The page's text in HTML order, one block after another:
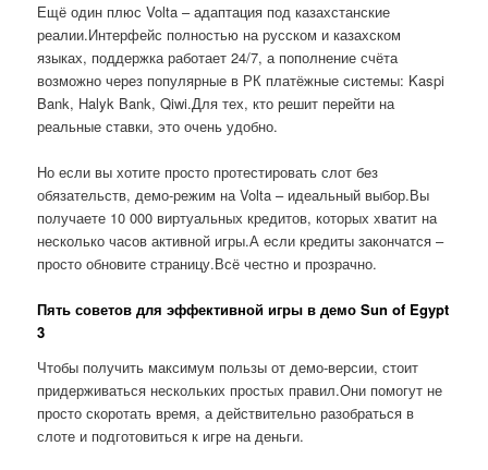
Ещё один плюс Volta – адаптация под казахстанские
реалии.Интерфейс полностью на русском и казахском
языках, поддержка работает 24/7, а пополнение счёта
возможно через популярные в РК платёжные системы: Kaspi
Bank, Halyk Bank, Qiwi.Для тех, кто решит перейти на
реальные ставки, это очень удобно.
Но если вы хотите просто протестировать слот без
обязательств, демо-режим на Volta – идеальный выбор.Вы
получаете 10 000 виртуальных кредитов, которых хватит на
несколько часов активной игры.А если кредиты закончатся –
просто обновите страницу.Всё честно и прозрачно.
Пять советов для эффективной игры в демо Sun of Egypt
3
Чтобы получить максимум пользы от демо-версии, стоит
придерживаться нескольких простых правил.Они помогут не
просто скоротать время, а действительно разобраться в
слоте и подготовиться к игре на деньги.